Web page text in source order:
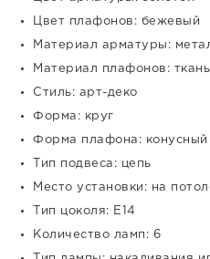
Цвет плафонов: бежевый
Материал арматуры:
Материал плафонов: ткань
Стиль: арт-деко
Форма: круг
Форма плафона: конусный
Тип подвеса: цепь
Место установки: на
Тип цоколя: E14
Количество ламп: 6